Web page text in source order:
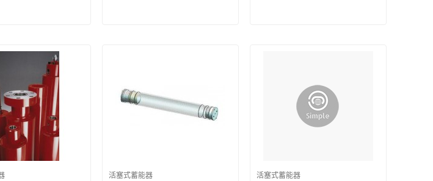
活塞式蓄能器 活塞式蓄能器